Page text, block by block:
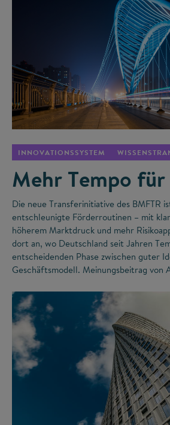
INNOVATIONSSYSTEM
Mehr Tempo
Die neue Transferinitiative des BMFTR
entschleunigte Förderroutinen – mit
höherem Marktdruck und mehr
dort an, wo Deutschland seit Jahren
entscheidenden Phase zwischen guter
Geschäftsmodell. Meinungsbeitrag von